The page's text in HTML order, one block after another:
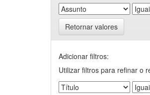
Retornar valores
Adicionar filtros:
Utilizar filtros para refinar o